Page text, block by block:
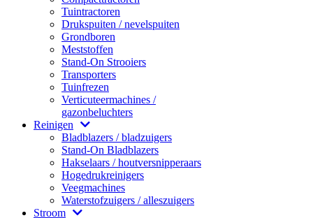
Tuintractoren
Drukspuiten / nevelspuiten
Grondboren
Meststoffen
Stand-On Strooiers
Transporters
Tuinfrezen
Verticuteermachines /
gazonbeluchters
Reinigen
Bladblazers / bladzuigers
Stand-On Bladblazers
Hakselaars / houtversnipperaars
Hogedrukreinigers
Veegmachines
Waterstofzuigers / alleszuigers
Stroom